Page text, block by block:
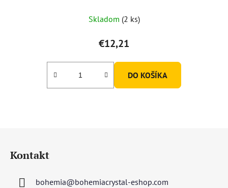
Skladom (2 ks)
€12,21
DO KOŠÍKA
Kontakt
bohemia@bohemiacrystal-eshop.com